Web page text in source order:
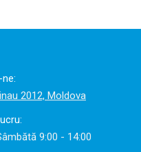
2012, Moldova
9:00 - 14:00